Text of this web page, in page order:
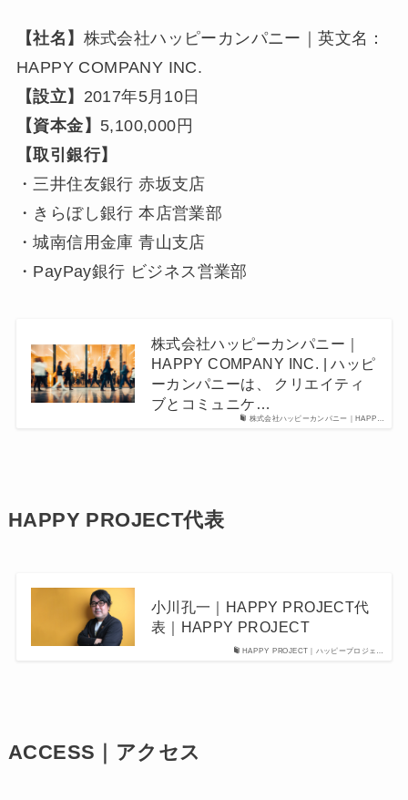
【社名】 株式会社ハッピーカンパニー｜英文名：
HAPPY COMPANY INC.
【設立】 2017年5月10日
【資本金】 5,100,000円
【取引銀行】
・三井住友銀行 赤坂支店
・きらぼし銀行 本店営業部
・城南信用金庫 青山支店
・PayPay銀行 ビジネス営業部
株式会社ハッピーカンパニー｜HAPP…
株式会社ハッピーカンパニー｜
HAPPY COMPANY INC. | ハッピ
ーカンパニーは、 クリエイティ
ブとコミュニケ…
HAPPY PROJECT代表
HAPPY PROJECT｜ハッピープロジェ…
小川孔一｜HAPPY PROJECT代
表｜HAPPY PROJECT
ACCESS｜アクセス